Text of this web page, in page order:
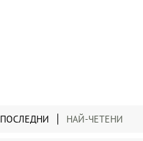
ПОСЛЕДНИ НАЙ-ЧЕТЕНИ